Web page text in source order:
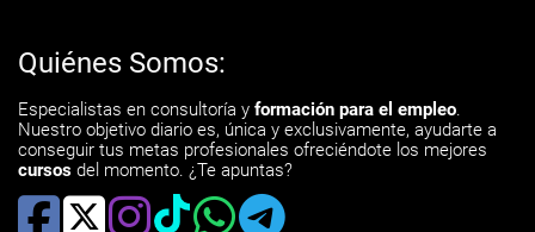
Quiénes Somos:
Especialistas en consultoría y formación para el empleo.
Nuestro objetivo diario es, única y exclusivamente, ayudarte a
conseguir tus metas profesionales ofreciéndote los mejores
cursos del momento. ¿Te apuntas?